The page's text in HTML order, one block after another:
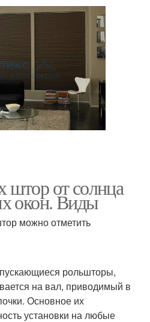
от солнца
окон. Виды
можно отметить
рольшторы,
на вал, приводимый в
Основное их
установки на любые